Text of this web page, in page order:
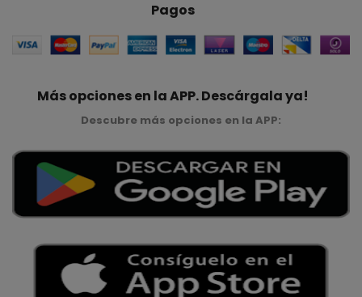
Pagos
Más opciones en la APP. Descárgala ya!
Descubre más opciones en la APP: